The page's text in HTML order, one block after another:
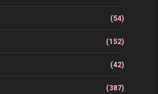
(54)
(152)
(42)
(387)